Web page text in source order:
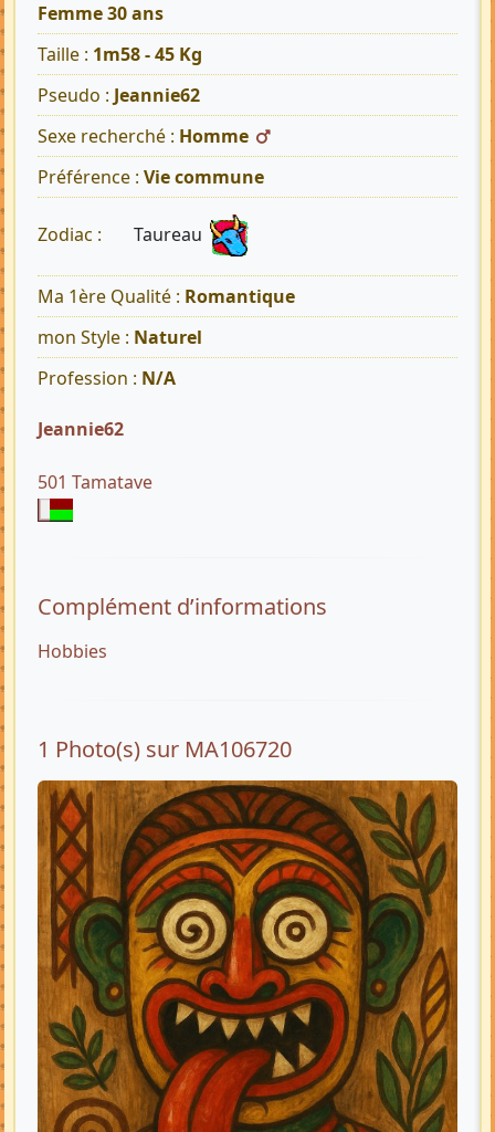
Femme 30 ans
Taille : 1m58 - 45 Kg
Pseudo : Jeannie62
Sexe recherché : Homme
Préférence : Vie commune
Zodiac : Taureau
Ma 1ère Qualité : Romantique
mon Style : Naturel
Profession : N/A
Jeannie62
501 Tamatave
Complément d’informations
Hobbies
1 Photo(s) sur MA106720